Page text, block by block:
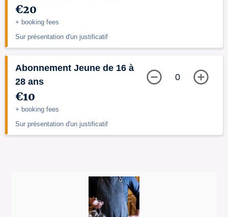
€20
+ booking fees
Sur présentation d'un justificatif
Abonnement Jeune de 16 à
28 ans
€10
+ booking fees
Sur présentation d'un justificatif
0